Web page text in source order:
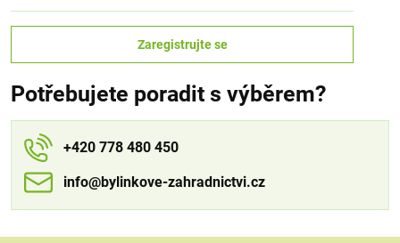
Zaregistrujte se
Potřebujete poradit s výběrem?
+420 778 480 450
info​​@bylinkove-zahradnictvi​​.cz